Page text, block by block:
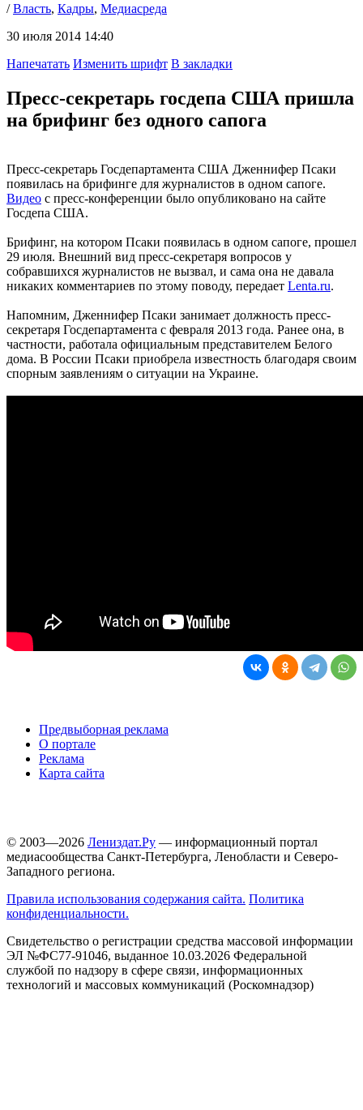
/Власть, Кадры, Медиасреда
30 июля 2014 14:40
Напечатать Изменить шрифт В закладки
Пресс-секретарь госдепа США пришла
на брифинг без одного сапога
Пресс-секретарь Госдепартамента США Дженнифер Псаки
появилась на брифинге для журналистов в одном сапоге.
Видео с пресс-конференции было опубликовано на сайте
Госдепа США.
Брифинг, на котором Псаки появилась в одном сапоге, прошел
29 июля. Внешний вид пресс-секретаря вопросов у
собравшихся журналистов не вызвал, и сама она не давала
никаких комментариев по этому поводу, передает Lenta.ru.
Напомним, Дженнифер Псаки занимает должность пресс-
секретаря Госдепартамента с февраля 2013 года. Ранее она, в
частности, работала официальным представителем Белого
дома. В России Псаки приобрела известность благодаря своим
спорным заявлениям о ситуации на Украине.
Предвыборная реклама
О портале
Реклама
Карта сайта
© 2003—2026 Лениздат.Ру — информационный портал
медиасообщества Санкт-Петербурга, Ленобласти и Северо-
Западного региона.
Правила использования содержания сайта. Политика
конфиденциальности.
Свидетельство о регистрации средства массовой информации
ЭЛ №ФС77-91046, выданное 10.03.2026 Федеральной
службой по надзору в сфере связи, информационных
технологий и массовых коммуникаций (Роскомнадзор)